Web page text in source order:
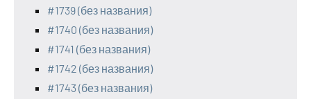
#1739 (без названия)
#1740 (без названия)
#1741 (без названия)
#1742 (без названия)
#1743 (без названия)